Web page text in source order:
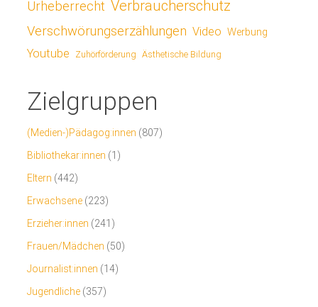
Urheberrecht Verbraucherschutz
Verschwörungserzählungen Video Werbung
Youtube Zuhörförderung Ästhetische Bildung
Zielgruppen
(Medien-)Pädagog:innen (807)
Bibliothekar:innen (1)
Eltern (442)
Erwachsene (223)
Erzieher:innen (241)
Frauen/Mädchen (50)
Journalist:innen (14)
Jugendliche (357)